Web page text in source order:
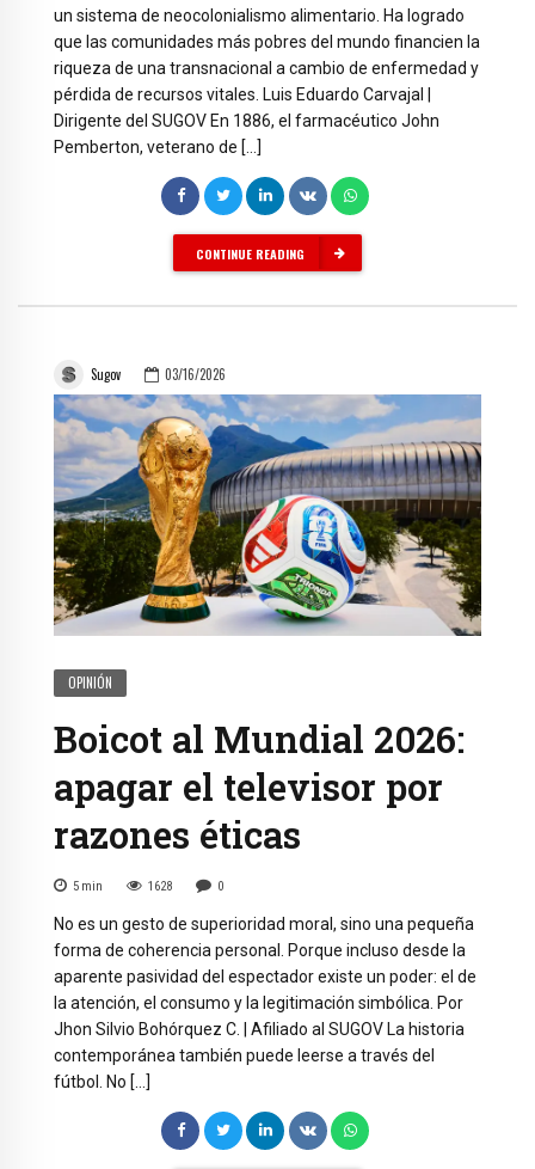
un sistema de neocolonialismo alimentario. Ha logrado
que las comunidades más pobres del mundo financien la
riqueza de una transnacional a cambio de enfermedad y
pérdida de recursos vitales. Luis Eduardo Carvajal |
Dirigente del SUGOV En 1886, el farmacéutico John
Pemberton, veterano de […]
CONTINUE READING
Sugov 03/16/2026
OPINIÓN
Boicot al Mundial 2026:
apagar el televisor por
razones éticas
5 min 1628 0
No es un gesto de superioridad moral, sino una pequeña
forma de coherencia personal. Porque incluso desde la
aparente pasividad del espectador existe un poder: el de
la atención, el consumo y la legitimación simbólica. Por
Jhon Silvio Bohórquez C. | Afiliado al SUGOV La historia
contemporánea también puede leerse a través del
fútbol. No […]